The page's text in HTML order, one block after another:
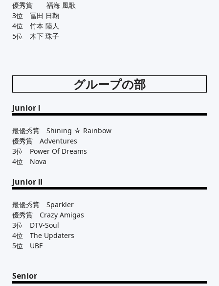
優秀賞 福海 風歌
3位 冨田 日鞠
4位 竹本 陸人
5位 木下 珠子
グループの部
Junior Ⅰ
最優秀賞 Shining ☆ Rainbow
優秀賞 Adventures
3位 Power Of Dreams
4位 Nova
Junior Ⅱ
最優秀賞 Sparkler
優秀賞 Crazy Amigas
3位 DTV-Soul
4位 The Updaters
5位 UBF
Senior